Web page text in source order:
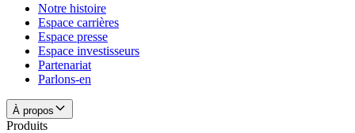
Notre histoire
Espace carrières
Espace presse
Espace investisseurs
Partenariat
Parlons-en
À propos
Produits